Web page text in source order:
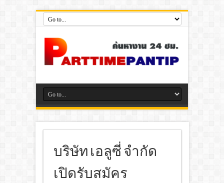
บริษัท เอลูซี่ จำกัด
เปิดรับสมัคร